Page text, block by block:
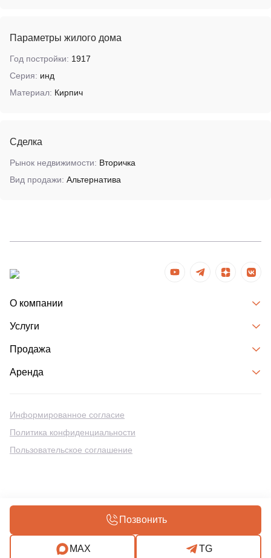
Позвонить
MAX TG
Параметры жилого дома
Год постройки: 1917
Серия: инд
Материал: Кирпич
Сделка
Рынок недвижимости: Вторичка
Вид продажи: Альтернатива
О компании
Услуги
Продажа
Аренда
Информированное согласие
Политика конфиденциальности
Пользовательское соглашение